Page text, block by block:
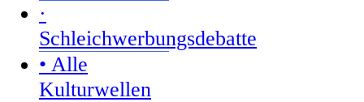
·
Schleichwerbungsdebatte
• Alle
Kulturwellen